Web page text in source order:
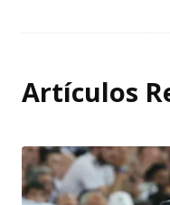
Artículos